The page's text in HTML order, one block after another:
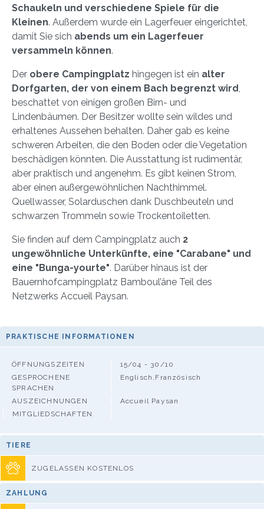
Schaukeln und verschiedene Spiele für die
Kleinen. Außerdem wurde ein Lagerfeuer eingerichtet,
damit Sie sich abends um ein Lagerfeuer
versammeln können.
Der obere Campingplatz hingegen ist ein alter
Dorfgarten, der von einem Bach begrenzt wird
beschattet von einigen großen Birn- und
Lindenbäumen. Der Besitzer wollte sein wildes und
erhaltenes Aussehen behalten. Daher gab es keine
schweren Arbeiten, die den Boden oder die Vegetation
beschädigen könnten. Die Ausstattung ist rudimentär,
aber praktisch und angenehm. Es gibt keinen Strom,
aber einen außergewöhnlichen Nachthimmel.
Quellwasser, Solarduschen dank Duschbeuteln und
schwarzen Trommeln sowie Trockentoiletten.
Sie finden auf dem Campingplatz auch 2
ungewöhnliche Unterkünfte, eine "Carabane" und
eine "Bunga-yourte". Darüber hinaus ist der
Bauernhofcampingplatz Bamboul’âne Teil des
Netzwerks Accueil Paysan.
PRAKTISCHE INFORMATIONEN
ÖFFNUNGSZEITEN
15/04 - 30/10
GESPROCHENE
SPRACHEN
Englisch,Französisch
AUSZEICHNUNGEN
Accueil Paysan
MITGLIEDSCHAFTEN
TIERE
ZUGELASSEN KOSTENLOS
ZAHLUNG